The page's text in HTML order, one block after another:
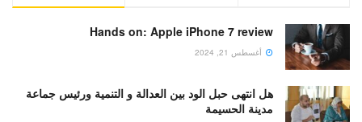
Hands on: Apple iPhone 7 review
أغسطس 21, 2024
هل انتهى حبل الود بين العدالة و التنمية ورئيس جماعة
مدينة الحسيمة